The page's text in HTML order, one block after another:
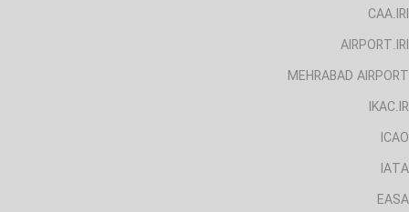
CAA.IRI
AIRPORT.IRI
MEHRABAD AIRPORT
IKAC.IR
ICAO
IATA
EASA